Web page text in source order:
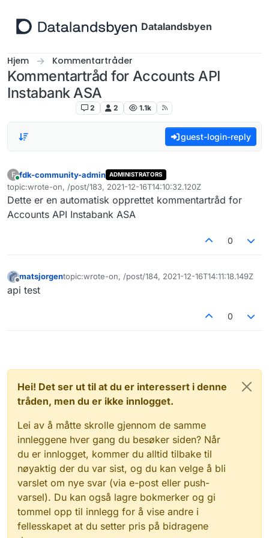
Datalandsbyen
Hjem Kommentartråder
Kommentartråd for Accounts API
Instabank ASA
2 2 1.1k
guest-login-reply
F
Tilkoblet
fdk-community-admin ADMINISTRATORS
topic:wrote-on, /post/183, 2021-12-16T14:10:32.120Z
Sist endret av
Dette er en automatisk opprettet kommentartråd for
Accounts API Instabank ASA
0
Frakoblet
matsjorgentopic:wrote-on, /post/184, 2021-12-16T14:11:18.149Z
Sist endret av
api test
0
Hei! Det ser ut til at du er interessert i denne
tråden, men du er ikke innlogget.
Lei av å måtte skrolle gjennom de samme
innleggene hver gang du besøker siden? Når
du er innlogget, kommer du alltid tilbake til
nøyaktig der du var sist, og du kan velge å bli
varslet om nye svar (via e-post eller push-
varsel). Du kan også lagre bokmerker og gi
tommel opp til innlegg for å vise andre i
fellesskapet at du setter pris på bidragene